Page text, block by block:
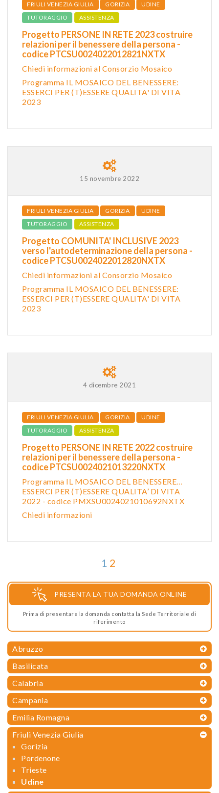
FRIULI VENEZIA GIULIA GORIZIA
UDINE
TUTORAGGIO
ASSISTENZA
Progetto PERSONE IN RETE 2023 costruire
relazioni per il benessere della persona -
codice PTCSU0024022012821NXTX
Chiedi informazioni al Consorzio Mosaico
Programma IL MOSAICO DEL BENESSERE:
ESSERCI PER (T)ESSERE QUALITA' DI VITA
2023
15 novembre 2022
FRIULI VENEZIA GIULIA GORIZIA
UDINE
TUTORAGGIO
ASSISTENZA
Progetto COMUNITA' INCLUSIVE 2023
verso l'autodeterminazione della persona -
codice PTCSU0024022012820NXTX
Chiedi informazioni al Consorzio Mosaico
Programma IL MOSAICO DEL BENESSERE:
ESSERCI PER (T)ESSERE QUALITA' DI VITA
2023
4 dicembre 2021
FRIULI VENEZIA GIULIA GORIZIA
UDINE
TUTORAGGIO
ASSISTENZA
Progetto PERSONE IN RETE 2022 costruire
relazioni per il benessere della persona -
codice PTCSU0024021013220NXTX
Programma IL MOSAICO DEL BENESSERE…
ESSERCI PER (T)ESSERE QUALITA’ DI VITA
2022 - codice PMXSU0024021010692NXTX
Chiedi informazioni
1 2
PRESENTA LA TUA DOMANDA ONLINE
Prima di presentare la domanda contatta la Sede Territoriale di
riferimento
Abruzzo
Basilicata
Calabria
Campania
Emilia Romagna
Friuli Venezia Giulia
Gorizia
Pordenone
Trieste
Udine